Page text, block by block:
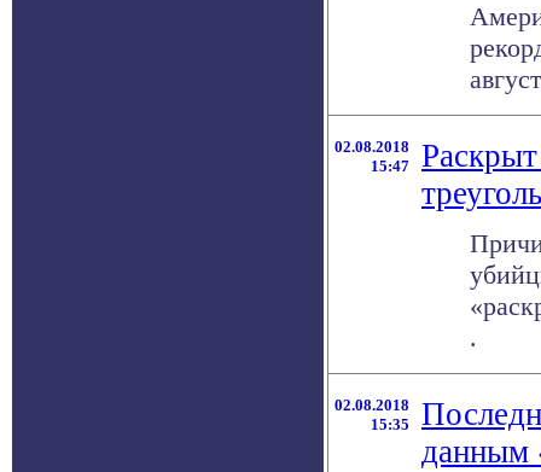
02.08.2018
15:47
.
02.08.2018
15:35
данным